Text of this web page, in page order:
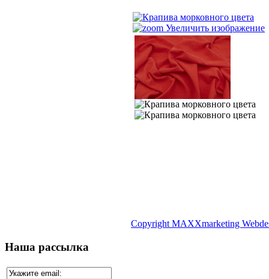
Увеличить изображение
Copyright MAXXmarketing
Наша рассылка